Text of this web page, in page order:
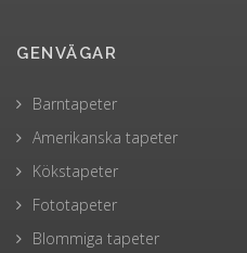
GENVÄGAR
Barntapeter
Amerikanska tapeter
Kökstapeter
Fototapeter
Blommiga tapeter